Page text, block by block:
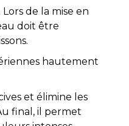
de la mise en
doit être
hautement
et élimine les
final, il permet